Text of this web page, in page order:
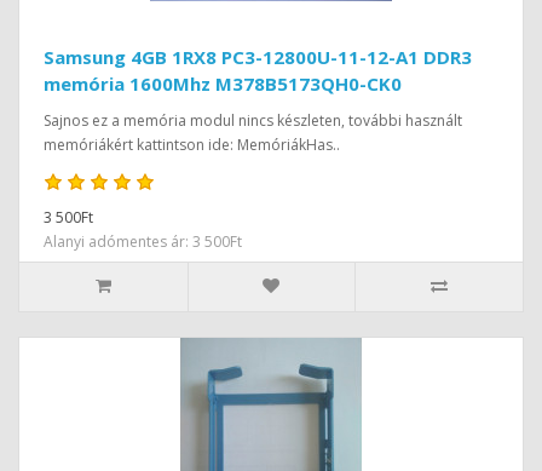
Samsung 4GB 1RX8 PC3-12800U-11-12-A1 DDR3
memória 1600Mhz M378B5173QH0-CK0
Sajnos ez a memória modul nincs készleten, további használt
memóriákért kattintson ide: MemóriákHas..
3 500Ft
Alanyi adómentes ár: 3 500Ft